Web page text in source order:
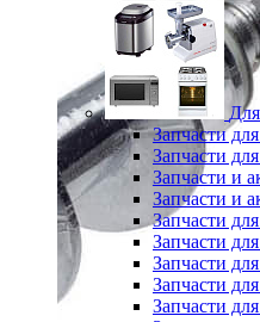
Запчасти
Запчасти
Запчасти и
Запчасти и
Запчасти
Запчасти
Запчасти
Запчасти
Запчасти